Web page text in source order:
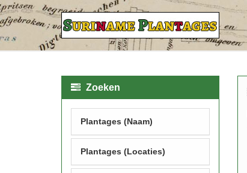
Zoeken
Plantages (Naam)
Plantages (Locaties)